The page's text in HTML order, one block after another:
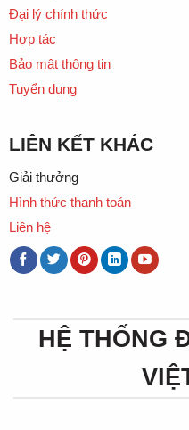
Đại lý chính thức
Hợp tác
Bảo mật thông tin
Tuyển dụng
LIÊN KẾT KHÁC
Giải thưởng
Hình thức thanh toán
Liên hệ
HỆ THỐNG